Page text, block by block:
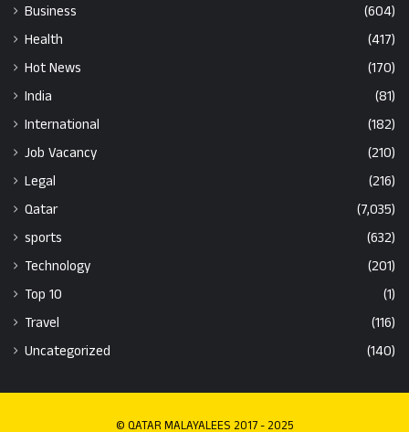
Business
(604)
Health
(417)
Hot News
(170)
India
(81)
International
(182)
Job Vacancy
(210)
Legal
(216)
Qatar
(7,035)
sports
(632)
Technology
(201)
Top 10
(1)
Travel
(116)
Uncategorized
(140)
© QATAR MALAYALEES 2017 - 2025